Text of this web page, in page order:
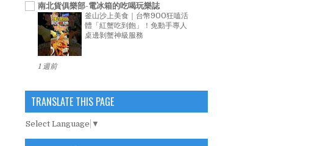
南北貨俱樂部-電冰箱的吃喝玩樂誌
釜山沙上美食｜台幣900狂嗑活
體「紅蟹吃到飽」！免動手專人
桌邊剝蟹神級服務
1 週前
TRANSLATE THIS PAGE
Select Language ▼